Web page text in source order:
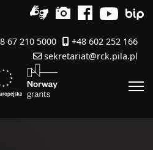
67 210 5000
+48 602 252 166
sekretariat@rck.pila.pl